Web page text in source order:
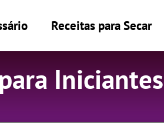
Receitas para Secar
Iniciantes